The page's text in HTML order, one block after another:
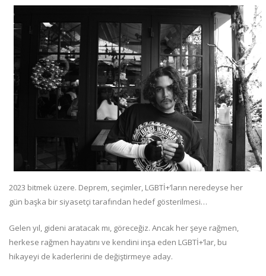
2023 bitmek üzere. Deprem, seçimler, LGBTİ+’ların neredeyse her
gün başka bir siyasetçi tarafından hedef gösterilmesi…
Gelen yıl, gideni aratacak mı, göreceğiz. Ancak her şeye rağmen,
herkese rağmen hayatını ve kendini inşa eden LGBTİ+’lar, bu
hikayeyi de kaderlerini de değiştirmeye aday.